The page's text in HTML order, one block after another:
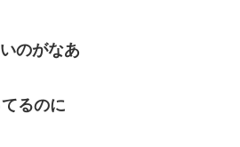
のがなあ
るのに